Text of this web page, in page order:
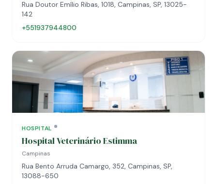
Rua Doutor Emílio Ribas, 1018, Campinas, SP, 13025-
142
+551937944800
HOSPITAL
Hospital Veterinário Estimma
Campinas
Rua Bento Arruda Camargo, 352, Campinas, SP,
13088-650